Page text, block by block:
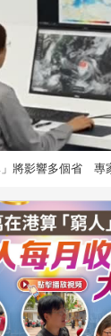
」將影響多個省 專